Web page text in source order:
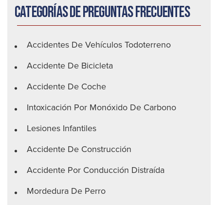
Categorías de preguntas frecuentes
Accidentes De Vehículos Todoterreno
Accidente De Bicicleta
Accidente De Coche
Intoxicación Por Monóxido De Carbono
Lesiones Infantiles
Accidente De Construcción
Accidente Por Conducción Distraída
Mordedura De Perro